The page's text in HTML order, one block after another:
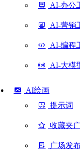
AI-办公
AI-营销
AI-编程
AI-大模
AI绘画
提示词
收藏夹
广场发